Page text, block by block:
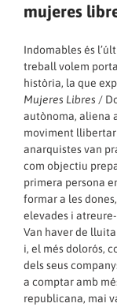
mujeres
Indomables és
treball volem
història, la que
Mujeres Libres /
autònoma, aliena
moviment
anarquistes van
com objectiu
primera persona
formar a les
elevades i
Van haver de
i, el més dolorós,
dels seus
a comptar amb
republicana, mai